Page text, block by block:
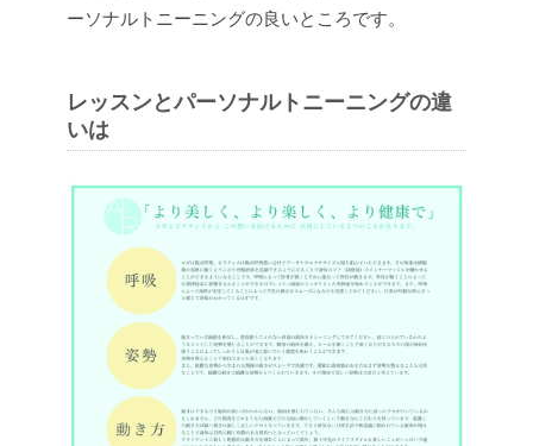
ーソナルトニーニングの良いところです。
レッスンとパーソナルトニーニングの違
いは